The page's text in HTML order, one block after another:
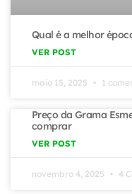
Qual é a melhor
VER POST
maio 15, 2025 1
Preço da Grama
comprar
VER POST
novembro 4, 2025 4